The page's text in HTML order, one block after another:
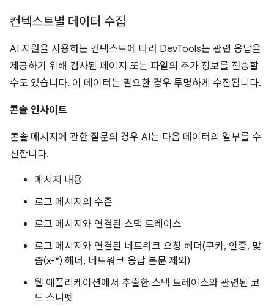
컨텍스트별 데이터 수집
AI 지원을 사용하는 컨텍스트에 따라 DevTools는 관련 응답을
제공하기 위해 검사된 페이지 또는 파일의 추가 정보를 전송할
수도 있습니다. 이 데이터는 필요한 경우 투명하게 수집됩니다.
콘솔 인사이트
콘솔 메시지에 관한 질문의 경우 AI는 다음 데이터의 일부를 수
신합니다.
메시지 내용
로그 메시지의 수준
로그 메시지와 연결된 스택 트레이스
로그 메시지와 연결된 네트워크 요청 헤더(쿠키, 인증, 맞
춤(x-*) 헤더, 네트워크 응답 본문 제외)
웹 애플리케이션에서 추출한 스택 트레이스와 관련된 코
드 스니펫